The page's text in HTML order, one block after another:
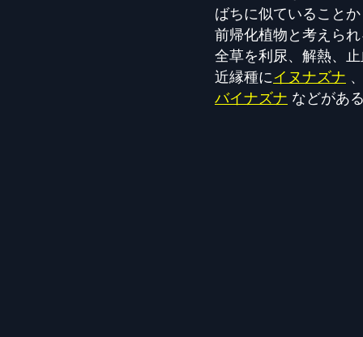
ばちに似ていること
前帰化植物と考えら
全草を利尿、解熱、
近縁種にイヌナズナ
バイナズナ などがあ